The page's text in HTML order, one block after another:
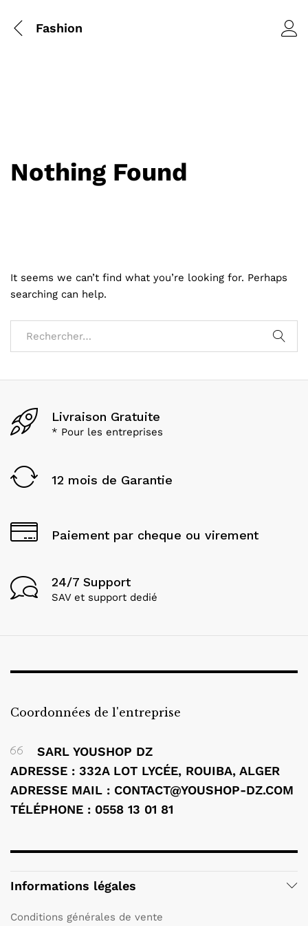
Fashion
Nothing Found
It seems we can’t find what you’re looking for. Perhaps
searching can help.
Livraison Gratuite
* Pour les entreprises
12 mois de Garantie
Paiement par cheque ou virement
24/7 Support
SAV et support dedié
Coordonnées de l'entreprise
SARL YOUSHOP DZ
ADRESSE : 332A LOT LYCÉE, ROUIBA, ALGER
ADRESSE MAIL : CONTACT@YOUSHOP-DZ.COM
TÉLÉPHONE : 0558 13 01 81
Informations légales
Conditions générales de vente